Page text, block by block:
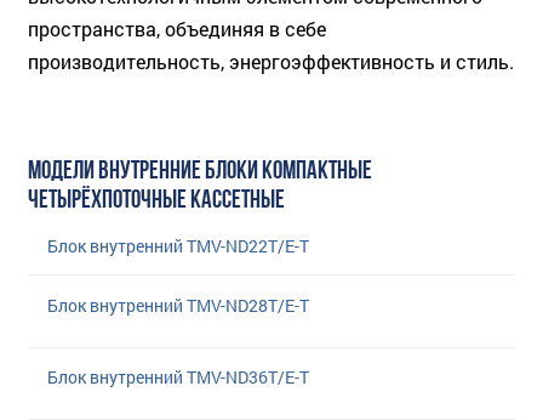
пространства, объединяя в себе
производительность, энергоэффективность и стиль.
МОДЕЛИ ВНУТРЕННИЕ БЛОКИ КОМПАКТНЫЕ
ЧЕТЫРЁХПОТОЧНЫЕ КАССЕТНЫЕ
Блок внутренний TMV-ND22T/E-T
Блок внутренний TMV-ND28T/E-T
Блок внутренний TMV-ND36T/E-T